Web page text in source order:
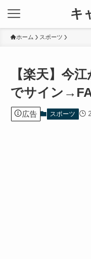
キ
ホーム スポーツ
【楽天】今
でサイン→FA
広告 スポーツ